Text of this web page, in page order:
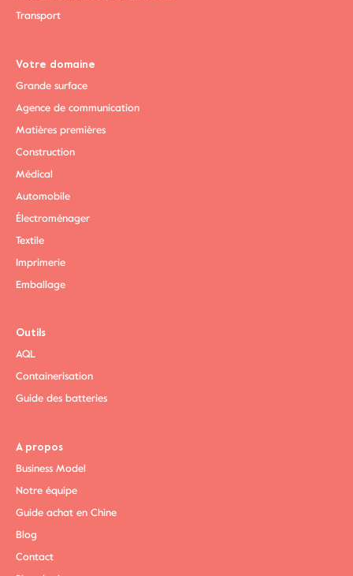
Transport
Votre domaine
Grande surface
Agence de communication
Matières premières
Construction
Médical
Automobile
Électroménager
Textile
Imprimerie
Emballage
Outils
AQL
Containerisation
Guide des batteries
A propos
Business Model
Notre équipe
Guide achat en Chine
Blog
Contact